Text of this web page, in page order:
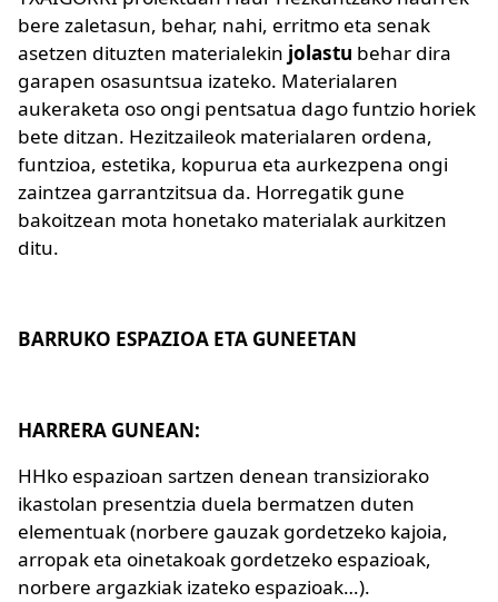
bere zaletasun, behar, nahi, erritmo eta senak
asetzen dituzten materialekin jolastu behar dira
garapen osasuntsua izateko. Materialaren
aukeraketa oso ongi pentsatua dago funtzio horiek
bete ditzan. Hezitzaileok materialaren ordena,
funtzioa, estetika, kopurua eta aurkezpena ongi
zaintzea garrantzitsua da. Horregatik gune
bakoitzean mota honetako materialak aurkitzen
ditu.
BARRUKO ESPAZIOA ETA GUNEETAN
HARRERA GUNEAN:
HHko espazioan sartzen denean transiziorako
ikastolan presentzia duela bermatzen duten
elementuak (norbere gauzak gordetzeko kajoia,
arropak eta oinetakoak gordetzeko espazioak,
norbere argazkiak izateko espazioak…).